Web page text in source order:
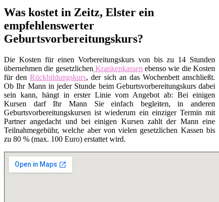
Was kostet in Zeitz, Elster ein
empfehlenswerter
Geburtsvorbereitungskurs?
Die Kosten für einen Vorbereitungskurs von bis zu 14 Stunden
übernehmen die gesetzlichen Krankenkassen ebenso wie die Kosten
für denRückbildungskurs, der sich an das Wochenbett anschließt.
Ob Ihr Mann in jeder Stunde beim Geburtsvorbereitungskurs dabei
sein kann, hängt in erster Linie vom Angebot ab: Bei einigen
Kursen darf Ihr Mann Sie einfach begleiten, in anderen
Geburtsvorbereitungskursen ist wiederum ein einziger Termin mit
Partner angedacht und bei einigen Kursen zahlt der Mann eine
Teilnahmegebühr, welche aber von vielen gesetzlichen Kassen bis
zu 80 % (max. 100 Euro) erstattet wird.